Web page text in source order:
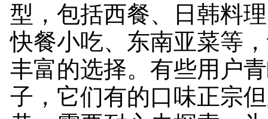
型，包括西餐、日韩料
快餐小吃、东南亚菜等
丰富的选择。有些用户
子，它们有的口味正宗